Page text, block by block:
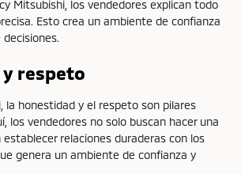
Mitsubishi, los vendedores explican todo
Esto crea un ambiente de confianza
respeto
la honestidad y el respeto son pilares
los vendedores no solo buscan hacer una
relaciones duraderas con los
genera un ambiente de confianza y